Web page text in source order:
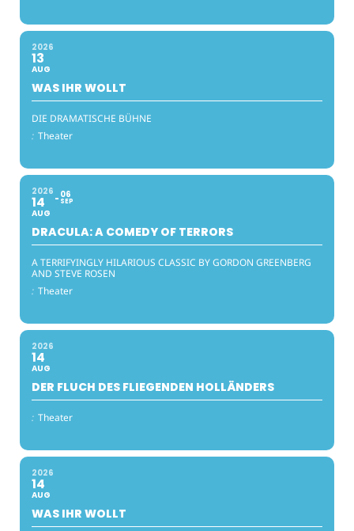
2026
13
AUG
WAS IHR WOLLT
DIE DRAMATISCHE BÜHNE
: Theater
2026
14
AUG
06
SEP
DRACULA: A COMEDY OF TERRORS
A TERRIFYINGLY HILARIOUS CLASSIC BY GORDON GREENBERG
AND STEVE ROSEN
: Theater
2026
14
AUG
DER FLUCH DES FLIEGENDEN HOLLÄNDERS
: Theater
2026
14
AUG
WAS IHR WOLLT